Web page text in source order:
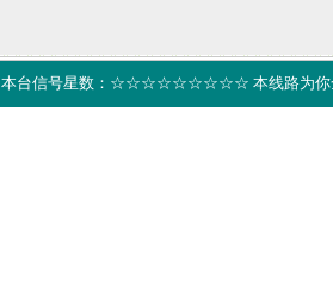
本台信号星数：☆☆☆☆☆☆☆☆☆ 本线路为你全